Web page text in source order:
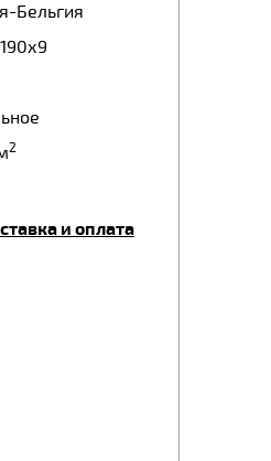
Бельгия
2
и оплата